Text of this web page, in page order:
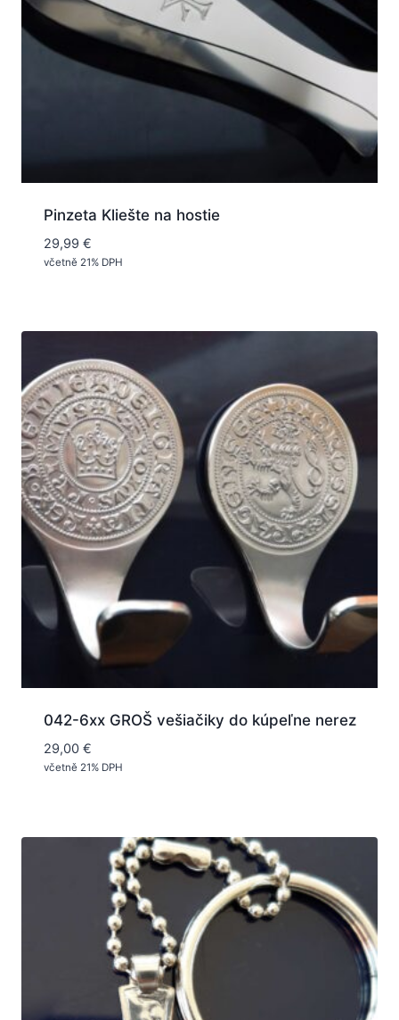
Pinzeta Kliešte na hostie
29,99 €
včetně 21% DPH
042-6xx GROŠ vešiačiky do kúpeľne nerez
29,00 €
včetně 21% DPH